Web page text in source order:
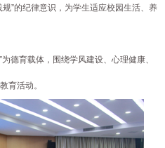
规”的纪律意识，为学生适应校园生活、养
为德育载体，围绕学风建设、心理健康、
育活动。